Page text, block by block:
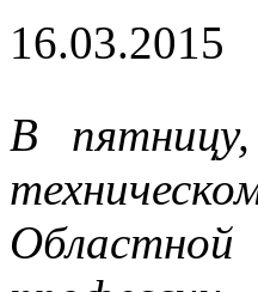
16.03.2015
В
Областной